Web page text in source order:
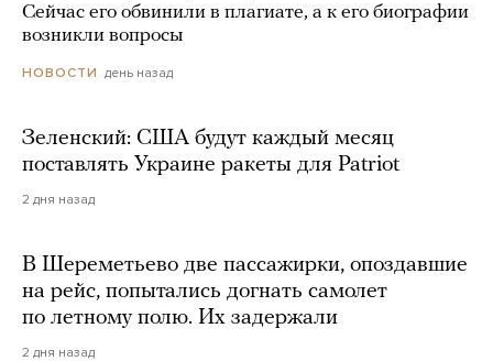
Сейчас его обвинили в плагиате, а к его биографии
возникли вопросы
НОВОСТИ день назад
Зеленский: США будут каждый месяц
поставлять Украине ракеты для Patriot
2 дня назад
В Шереметьево две пассажирки, опоздавшие
на рейс, попытались догнать самолет
по летному полю. Их задержали
2 дня назад